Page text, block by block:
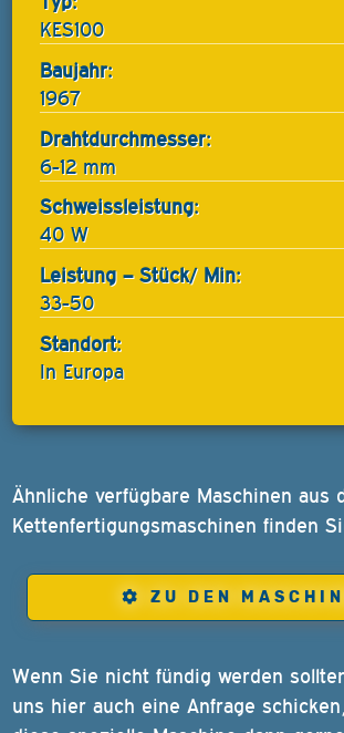
KES100
Baujahr:
1967
Drahtdurchmesser:
6-12 mm
Schweissleistung:
40 W
Leistung – Stück/ Min:
33-50
Standort:
In Europa
Ähnliche verfügbare Maschinen aus
Kettenfertigungsmaschinen finden
ZU DEN
Wenn Sie nicht fündig werden
uns hier auch eine Anfrage